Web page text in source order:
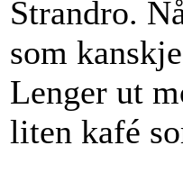
Strandro.
som
Lenger ut
liten kafé